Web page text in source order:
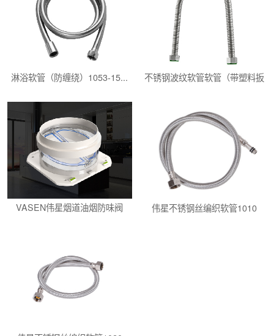
淋浴软管（防缠绕）1053-15...
不锈钢波纹软管软管（带塑料扳
VASEN伟星烟道油烟防味阀 伟星不锈钢丝编织软管1010